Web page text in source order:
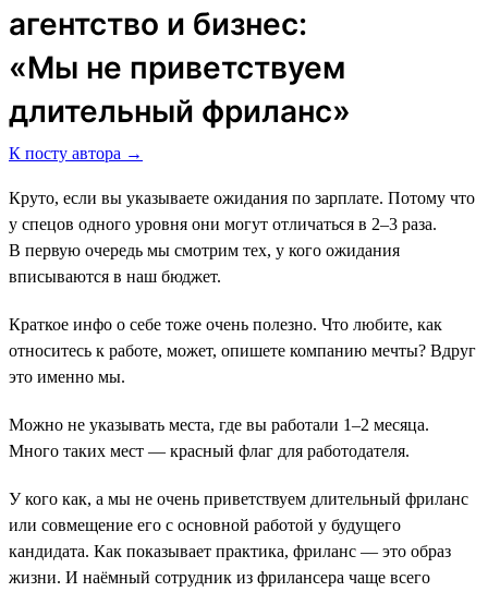
агентство и бизнес:
«Мы не приветствуем
длительный фриланс»
К посту автора →
Круто, если вы указываете ожидания по зарплате. Потому что
у спецов одного уровня они могут отличаться в 2–3 раза.
В первую очередь мы смотрим тех, у кого ожидания
вписываются в наш бюджет.
Краткое инфо о себе тоже очень полезно. Что любите, как
относитесь к работе, может, опишете компанию мечты? Вдруг
это именно мы.
Можно не указывать места, где вы работали 1–2 месяца.
Много таких мест ― красный флаг для работодателя.
У кого как, а мы не очень приветствуем длительный фриланс
или совмещение его с основной работой у будущего
кандидата. Как показывает практика, фриланс ― это образ
жизни. И наёмный сотрудник из фрилансера чаще всего